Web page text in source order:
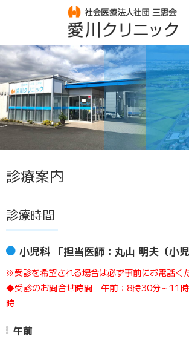
ホーム
診療案内
施設案内
アクセス
お知らせ
診療案内
診療時間
小児科 「担当医師：丸山 明夫（小
※受診を希望される場合は必ず事前にお電話く
◆受診のお問合せ時間 午前：8時30分～11
時
午前